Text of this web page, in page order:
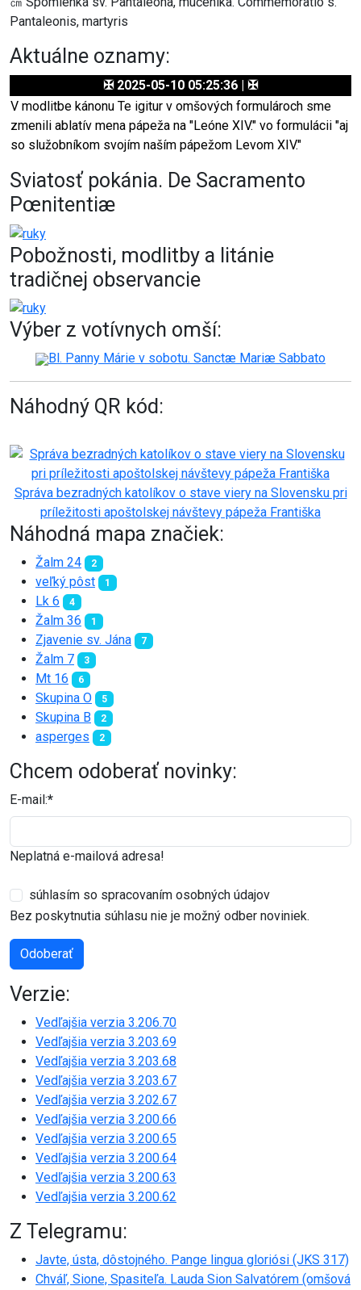
Pantaleonis, martyris
Aktuálne oznamy:
✠ 2025-05-10 05:25:36 | ✠
V modlitbe kánonu Te igitur v omšových formulároch sme
zmenili ablatív mena pápeža na "Leóne XIV." vo formulácii "aj
so služobníkom svojím naším pápežom Levom XIV."
Sviatosť pokánia. De Sacramento
Pœnitentiæ
Pobožnosti, modlitby a litánie
tradičnej observancie
Výber z votívnych omší:
Bl. Panny Márie v sobotu. Sanctæ Mariæ Sabbato
Náhodný QR kód:
Správa bezradných katolíkov o stave viery na Slovensku pri
príležitosti apoštolskej návštevy pápeža Františka
Náhodná mapa značiek:
Žalm 24 2
veľký pôst 1
Lk 6 4
Žalm 36 1
Zjavenie sv. Jána 7
Žalm 7 3
Mt 16 6
Skupina O 5
Skupina B 2
asperges 2
Chcem odoberať novinky:
E-mail:*
Neplatná e-mailová adresa!
súhlasím so spracovaním osobných údajov
Bez poskytnutia súhlasu nie je možný odber noviniek.
Odoberať
Verzie:
Vedľajšia verzia 3.206.70
Vedľajšia verzia 3.203.69
Vedľajšia verzia 3.203.68
Vedľajšia verzia 3.203.67
Vedľajšia verzia 3.202.67
Vedľajšia verzia 3.200.66
Vedľajšia verzia 3.200.65
Vedľajšia verzia 3.200.64
Vedľajšia verzia 3.200.63
Vedľajšia verzia 3.200.62
Z Telegramu:
Javte, ústa, dôstojného. Pange lingua gloriósi (JKS 317)
Chváľ, Sione, Spasiteľa. Lauda Sion Salvatórem (omšová